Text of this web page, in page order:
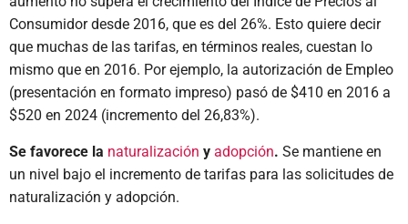
Consumidor desde 2016, que es del 26%. Esto quiere decir
que muchas de las tarifas, en términos reales, cuestan lo
mismo que en 2016. Por ejemplo, la autorización de Empleo
(presentación en formato impreso) pasó de $410 en 2016 a
$520 en 2024 (incremento del 26,83%).
Se favorece la naturalización y adopción. Se mantiene en
un nivel bajo el incremento de tarifas para las solicitudes de
naturalización y adopción.